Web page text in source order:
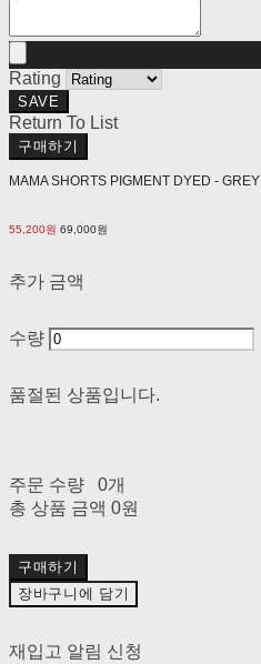
Rating
SAVE
Return To List
구매하기
MAMA SHORTS PIGMENT DYED - GREY
55,200원 69,000원
추가 금액
수량
품절된 상품입니다.
주문 수량
0개
총 상품 금액 0원
구매하기
장바구니에 담기
재입고 알림 신청